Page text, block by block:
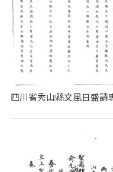
四川省秀山縣文風日盛請